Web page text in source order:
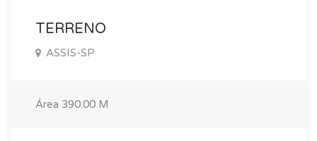
TERRENO
ASSIS-SP
Área 390.00 M